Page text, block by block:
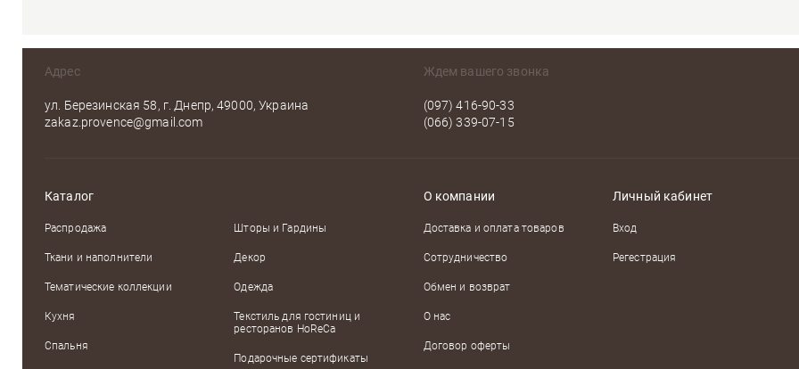
Адрес
ул. Березинская 58, г. Днепр, 49000, Украина
zakaz.provence@gmail.com
Ждем вашего звонка
(097) 416-90-33
(066) 339-07-15
Каталог
Распродажа
Ткани и наполнители
Тематические коллекции
Кухня
Спальня
Шторы и Гардины
Декор
Одежда
Текстиль для гостиниц и
ресторанов HoReCa
Подарочные сертификаты
О компании
Доставка и оплата товаров
Сотрудничество
Обмен и возврат
О нас
Договор оферты
Личный кабинет
Вход
Регестрация